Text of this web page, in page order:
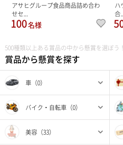
500種類以上ある賞品の中から懸賞を選ぼう！
賞品から懸賞を探す
車（0）
バイク・自転車（0）
美容（33）
アサヒグループ食品商品詰め合わ
せセ...
100名様
ハ
合